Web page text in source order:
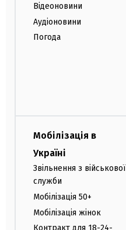
Відеоновини
Аудіоновини
Погода
Мобілізація в
Україні
Звільнення з військової
служби
Мобілізація 50+
Мобілізація жінок